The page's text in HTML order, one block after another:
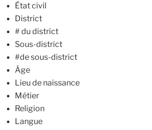
État civil
District
# du district
Sous-district
#de sous-district
Âge
Lieu de naissance
Métier
Religion
Langue